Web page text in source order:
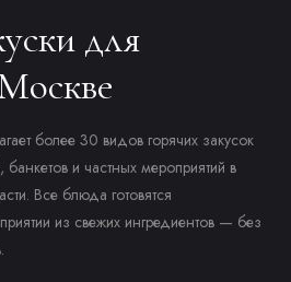
для
более 30 видов горячих закусок
и частных мероприятий в
Все блюда готовятся
из свежих ингредиентов — без